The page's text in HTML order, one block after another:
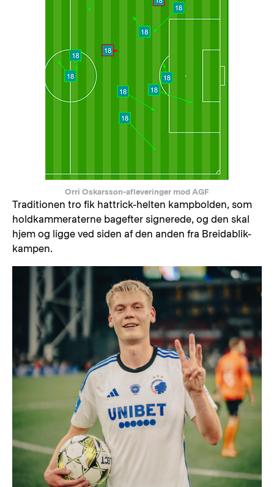
Orri Oskarsson-afleveringer mod AGF
Traditionen tro fik hattrick-helten kampbolden, som
holdkammeraterne bagefter signerede, og den skal
hjem og ligge ved siden af den anden fra Breidablik-
kampen.